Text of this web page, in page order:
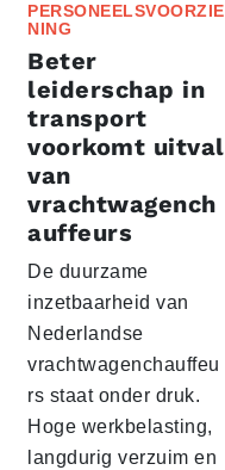
PERSONEELSVOORZIE
NING
Beter
leiderschap in
transport
voorkomt uitval
van
vrachtwagench
auffeurs
De duurzame
inzetbaarheid van
Nederlandse
vrachtwagenchauffeu
rs staat onder druk.
Hoge werkbelasting,
langdurig verzuim en